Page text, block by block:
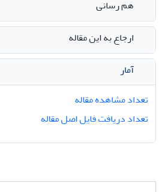
هم رسانی
ارجاع به این مقاله
آمار
تعداد مشاهده مقاله
تعداد دریافت فایل اصل مقاله